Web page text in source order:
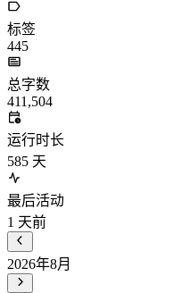
标签
445
总字数
411,504
运行时长
585 天
最后活动
1 天前
2026年8月